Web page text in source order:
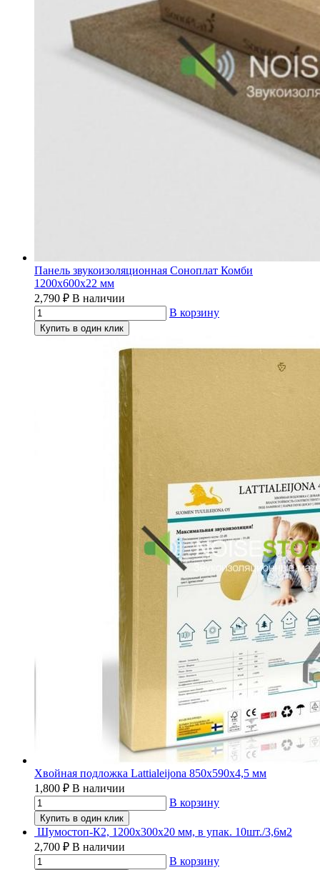
Панель звукоизоляционная Соноплат Комби
1200х600х22 мм
2,790 ₽ В наличии
В корзину
Купить в один клик
Хвойная подложка Lattialeijona 850х590х4,5 мм
1,800 ₽ В наличии
В корзину
Купить в один клик
Шумостоп-К2, 1200х300х20 мм, в упак. 10шт./3,6м2
2,700 ₽ В наличии
В корзину